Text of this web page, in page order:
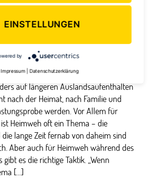
auf längeren Auslandsaufenthalten
nach der Heimat, nach Familie und
werden. Vor Allem für
Heimweh oft ein Thema – die
lange Zeit fernab von daheim sind
Aber auch für Heimweh während des
es die richtige Taktik. „Wenn
[…]
EINSTELLUNGEN
by
Impressum Datenschutzerklärung